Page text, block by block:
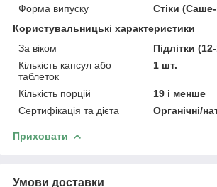
Форма випуску
Стіки
Користувальницькі характеристики
За віком
Підлітки
Кількість капсул або
таблеток
1 шт.
Кількість порцій
19 і менше
Сертифікація та дієта
Органічні/
Приховати
Умови доставки